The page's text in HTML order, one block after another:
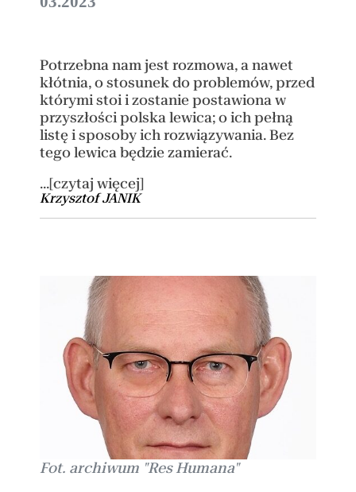
Potrzebna nam jest rozmowa, a nawet
kłótnia, o stosunek do problemów, przed
którymi stoi i zostanie postawiona w
przyszłości polska lewica; o ich pełną
listę i sposoby ich rozwiązywania. Bez
tego lewica będzie zamierać.
...[czytaj więcej]
Krzysztof JANIK
Fot. archiwum "Res Humana"